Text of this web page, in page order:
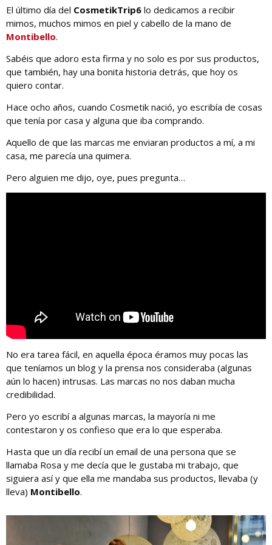
El último día del CosmetikTrip6 lo dedicamos a recibir
mimos, muchos mimos en piel y cabello de la mano de
Montibello.
Sabéis que adoro esta firma y no solo es por sus productos,
que también, hay una bonita historia detrás, que hoy os
quiero contar.
Hace ocho años, cuando Cosmetik nació, yo escribía de cosas
que tenía por casa y alguna que iba comprando.
Aquello de que las marcas me enviaran productos a mí, a mi
casa, me parecía una quimera.
Pero alguien me dijo, oye, pues pregunta…
No era tarea fácil, en aquella época éramos muy pocas las
que teníamos un blog y la prensa nos consideraba (algunas
aún lo hacen) intrusas. Las marcas no nos daban mucha
credibilidad.
Pero yo escribí a algunas marcas, la mayoría ni me
contestaron y os confieso que era lo que esperaba.
Hasta que un día recibí un email de una persona que se
llamaba Rosa y me decía que le gustaba mi trabajo, que
siguiera así y que ella me mandaba sus productos, llevaba (y
lleva) Montibello.